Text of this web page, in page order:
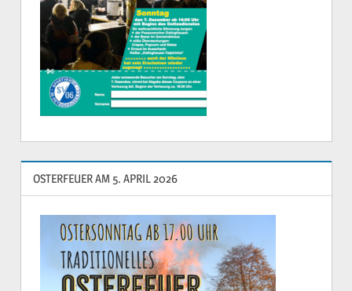
OSTERFEUER AM 5. APRIL 2026